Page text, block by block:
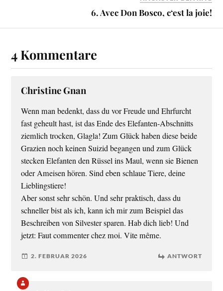
6. Avec Don Bosco, c‘est la joie!
4 Kommentare
Christine Gnan
Wenn man bedenkt, dass du vor Freude und Ehrfurcht
fast geheult hast, ist das Ende des Elefanten-Abschnitts
ziemlich trocken, Glagla! Zum Glück haben diese beide
Grazien noch keinen Suizid begangen und zum Glück
stecken Elefanten den Rüssel ins Maul, wenn sie Bienen
oder Ameisen hören. Sind eben schlaue Tiere, deine
Lieblingstiere!
Aber sonst sehr schön. Und sehr praktisch, dass du
schneller bist als ich, kann ich mir zum Beispiel das
Beschreiben von Silvester sparen. Hab dich lieb! Und
jetzt: Faut commenter chez moi. Vite même.
2. FEBRUAR 2026 ANTWORT